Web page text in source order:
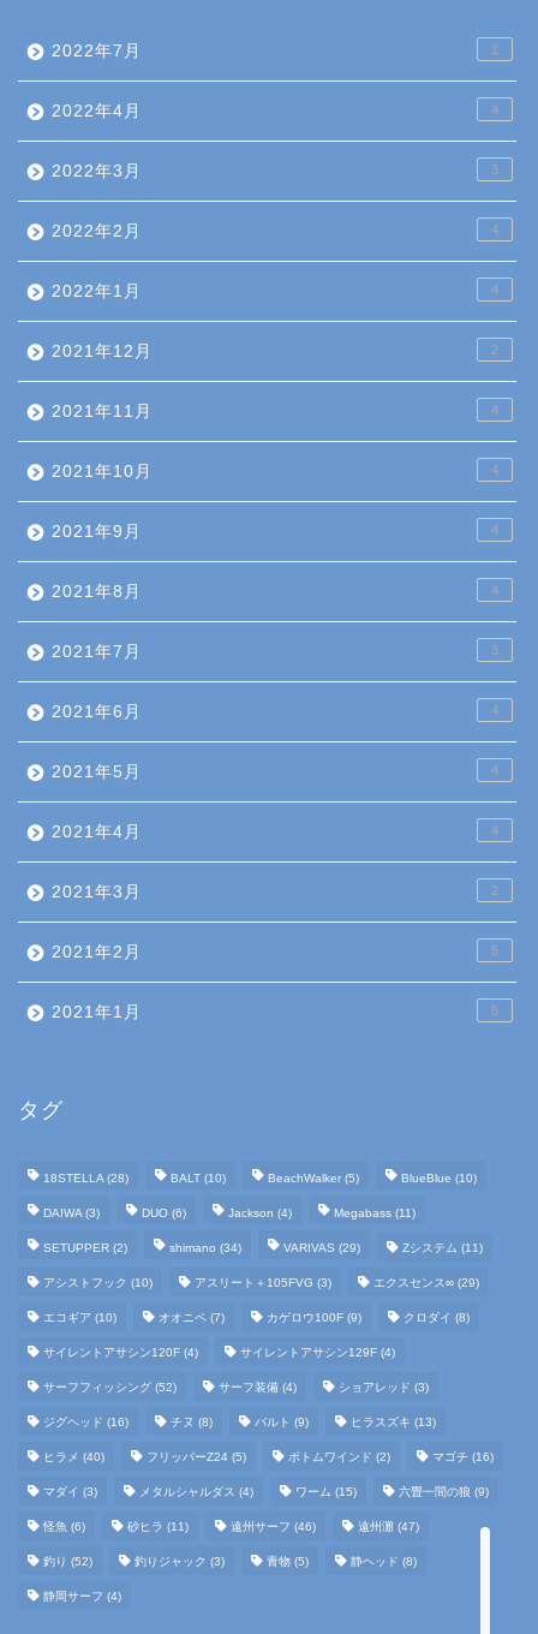
2022年7月 1
2022年4月 4
2022年3月 3
2022年2月 4
2022年1月 4
2021年12月 2
2021年11月 4
2021年10月 4
2021年9月 4
2021年8月 4
2021年7月 3
2021年6月 4
2021年5月 4
2021年4月 4
2021年3月 2
2021年2月 5
2021年1月 5
タグ
18STELLA(28) BALT (10) BeachWalker (5) BlueBlue (10)
DAIWA(3) DUO (6) Jackson (4) Megabass (11)
SETUPPER (2) shimano (34) VARIVAS (29) Zシステム (11)
アシストフック (10) アスリート＋105FVG (3) エクスセンス∞ (29)
エコギア (10) オオニベ (7) カゲロウ100F (9) クロダイ (8)
サイレントアサシン120F (4) サイレントアサシン129F (4)
サーフフィッシング (52) サーフ装備 (4) ショアレッド (3)
ジグヘッド (16) チヌ (8) バルト (9) ヒラスズキ (13)
ヒラメ (40) フリッパーZ24 (5) ボトムワインド (2) マゴチ (16)
マダイ (3) メタルシャルダス (4) ワーム (15) 六畳一間の狼 (9)
怪魚 (6) 砂ヒラ (11) 遠州サーフ (46) 遠州灘 (47)
釣り (52) 釣りジャック (3) 青物 (5) 静ヘッド (8)
静岡サーフ (4)
サーフ装備
タックルインプレ